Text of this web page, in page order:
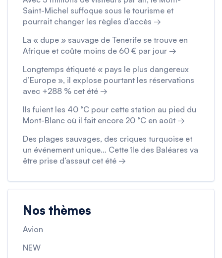
Saint-Michel suffoque sous le tourisme et
pourrait changer les règles d’accès →
La « dupe » sauvage de Tenerife se trouve en
Afrique et coûte moins de 60 € par jour →
Longtemps étiqueté « pays le plus dangereux
d’Europe », il explose pourtant les réservations
avec +288 % cet été →
Ils fuient les 40 °C pour cette station au pied du
Mont-Blanc où il fait encore 20 °C en août →
Des plages sauvages, des criques turquoise et
un événement unique… Cette île des Baléares va
être prise d’assaut cet été →
Nos thèmes
Avion
NEW